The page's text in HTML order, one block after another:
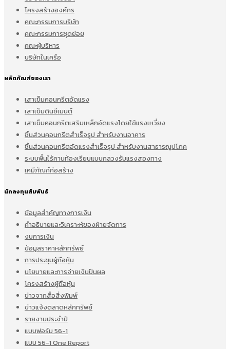
โครงสร้างองค์กร
คณะกรรมการบริษัท
คณะกรรมการชุดย่อย
คณะผู้บริหาร
บริษัทในเครือ
ผลิตภัณฑ์ของเรา
เสาเข็มคอนกรีตอัดแรง
เสาเข็มดินซีเมนต์
เสาเข็มคอนกรีตเสริมเหล็กอัดแรงโดยใช้แรงเหวี่ยง
ชิ้นส่วนคอนกรีตสำเร็จรูป สำหรับงานอาคาร
ชิ้นส่วนคอนกรีตอัดแรงสำเร็จรูป สำหรับงานสาธารณูปโภค
ระบบพื้นไร้คานท้องเรียบแบบกลวงรับแรงสองทาง
เคมีภัณฑ์ก่อสร้าง
นักลงทุนสัมพันธ์
ข้อมูลสำคัญทางการเงิน
คำอธิบายและวิเคราะห์ของฝ่ายจัดการ
งบการเงิน
ข้อมูลราคาหลักทรัพย์
การประชุมผู้ถือหุ้น
นโยบายและการจ่ายเงินปันผล
โครงสร้างผู้ถือหุ้น
ข่าวจากสื่อสิ่งพิมพ์
ข่าวแจ้งตลาดหลักทรัพย์
รายงานประจำปี
แบบฟอร์ม 56-1
แบบ 56-1 One Report